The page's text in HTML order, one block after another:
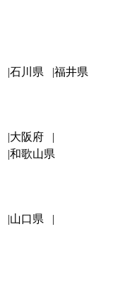
石川県 福井県
大阪府
和歌山県
山口県